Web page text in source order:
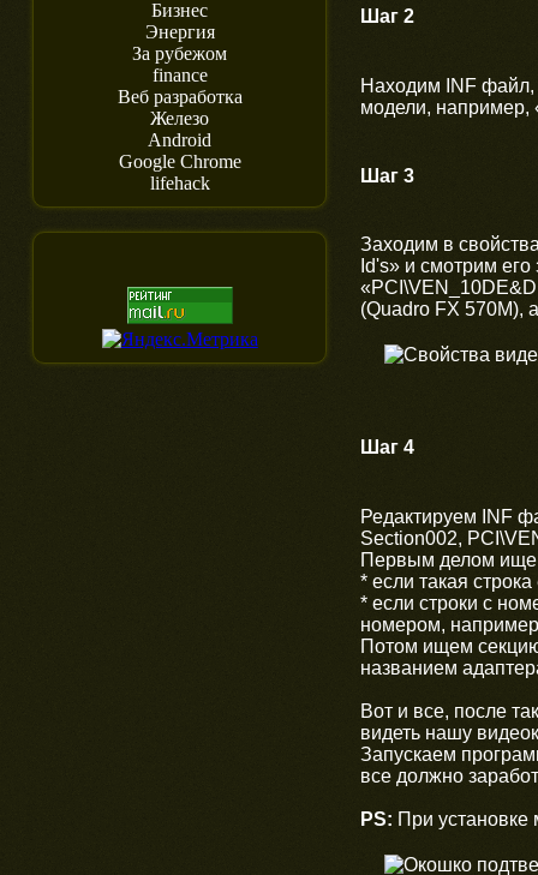
Бизнес
Энергия
За рубежом
finance
Веб разработка
Железо
Android
Google Chrome
lifehack
Шаг 2
Находим INF файл,
модели, например,
Шаг 3
Заходим в
Id's» и смотрим
(Quadro FX 570M),
Шаг 4
Редактируем INF
Section002,
Первым делом
* eсли такая
* eсли строки с
номером,
Потом ищем
названием
Вот и все, после
видеть нашу
Запускаем
все должно
PS: При